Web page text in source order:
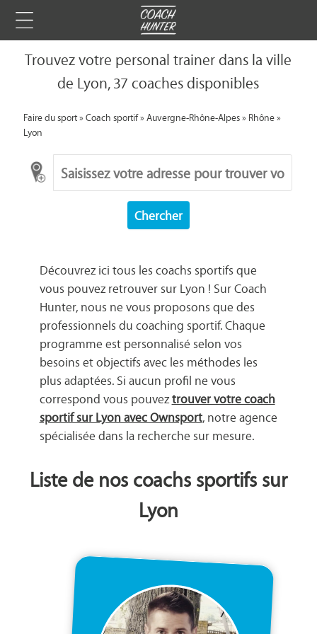
Trouvez votre personal trainer dans la ville
de Lyon, 37 coaches disponibles
Faire du sport»Coach sportif»Auvergne-Rhône-Alpes»Rhône»
Lyon
Chercher
Découvrez ici tous les coachs sportifs que
vous pouvez retrouver sur Lyon ! Sur Coach
Hunter, nous ne vous proposons que des
professionnels du coaching sportif. Chaque
programme est personnalisé selon vos
besoins et objectifs avec les méthodes les
plus adaptées. Si aucun profil ne vous
correspond vous pouveztrouver votre coach
sportif sur Lyon avec Ownsport, notre agence
spécialisée dans la recherche sur mesure.
Liste de nos coachs sportifs sur
Lyon